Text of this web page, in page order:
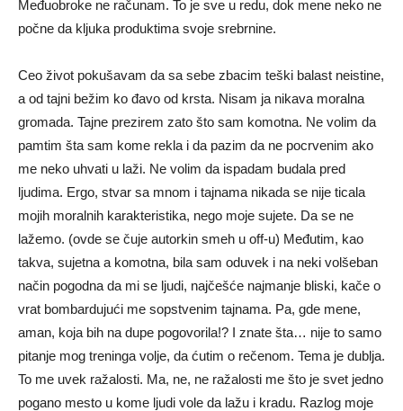
Međuobroke ne računam. To je sve u redu, dok mene neko ne
počne da kljuka produktima svoje srebrnine.
Ceo život pokušavam da sa sebe zbacim teški balast neistine,
a od tajni bežim ko đavo od krsta. Nisam ja nikava moralna
gromada. Tajne prezirem zato što sam komotna. Ne volim da
pamtim šta sam kome rekla i da pazim da ne pocrvenim ako
me neko uhvati u laži. Ne volim da ispadam budala pred
ljudima. Ergo, stvar sa mnom i tajnama nikada se nije ticala
mojih moralnih karakteristika, nego moje sujete. Da se ne
lažemo. (ovde se čuje autorkin smeh u off-u) Međutim, kao
takva, sujetna a komotna, bila sam oduvek i na neki volšeban
način pogodna da mi se ljudi, najčešće najmanje bliski, kače o
vrat bombardujući me sopstvenim tajnama. Pa, gde mene,
aman, koja bih na dupe pogovorila!? I znate šta… nije to samo
pitanje mog treninga volje, da ćutim o rečenom. Tema je dublja.
To me uvek ražalosti. Ma, ne, ne ražalosti me što je svet jedno
pogano mesto u kome ljudi vole da lažu i kradu. Razlog moje